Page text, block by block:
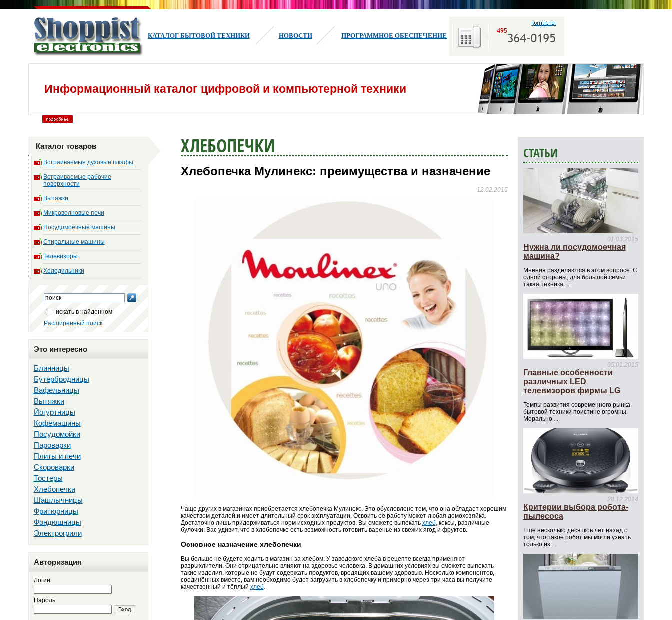
КАТАЛОГ БЫТОВОЙ ТЕХНИКИ НОВОСТИ ПРОГРАММНОЕ ОБЕСПЕЧЕНИЕ
Информационный каталог цифровой и компьютерной техники
Каталог товаров
Встраиваемые духовые шкафы
Встраиваемые рабочие
поверхности
Вытяжки
Микроволновые печи
Посудомоечные машины
Стиральные машины
Телевизоры
Холодильники
искать в найденном
Расширенный поиск
Это интересно
Блинницы
Бутербродницы
Вафельницы
Вытяжки
Йогуртницы
Кофемашины
Посудомойки
Пароварки
Плиты и печи
Скороварки
Тостеры
Хлебопечки
Шашлычницы
Фритюрницы
Фондюшницы
Электрогрили
Авторизация
Логин
Пароль
Вход
ХЛЕБОПЕЧКИ
Хлебопечка Мулинекс: преимущества и назначение
12.02.2015
Чаще других в магазинах приобретается хлебопечка Мулинекс. Это обусловлено тем, что она обладает хорошим
качеством деталей и имеет длительный срок эксплуатации. Освоить её работу может любая домохозяйка.
Достаточно лишь придерживаться норм исходных продуктов. Вы сможете выпекать хлеб, кексы, различные
булочки. Вас удивит, что в хлебопечке есть возможность готовить варенье из свежих ягод и фруктов.
Основное назначение хлебопечки
Вы больше не будете ходить в магазин за хлебом. У заводского хлеба в рецепте всегда применяют
разрыхлители. Они отрицательно влияют на здоровье человека. В домашних условиях вы сможете выпекать
такие изделия, которые не будут содержать продуктов, вредящих вашему здоровью. Несколько компонентов,
соединённых вместе, вам необходимо будет загрузить в хлебопечку и примерно через три часа вы получите
качественный и тёплый хлеб.
СТАТЬИ
01.03.2015
Нужна ли посудомоечная
машина?
Мнения разделяются в этом вопросе. С
одной стороны, для большой семьи
такая техника ...
05.01.2015
Главные особенности
различных LED
телевизоров фирмы LG
Темпы развития современного рынка
бытовой техники поистине огромны.
Морально ...
28.12.2014
Критерии выбора робота-
пылесоса
Еще несколько десятков лет назад о
том, что такое робот мы могли узнать
только из ...